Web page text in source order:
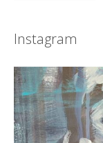
Instagram